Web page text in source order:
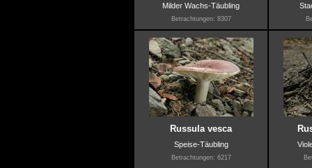
Milder Wachs-Täubling
Betrachtungen: 8307
Russula vesca
Speise-Täubling
Betrachtungen: 6217